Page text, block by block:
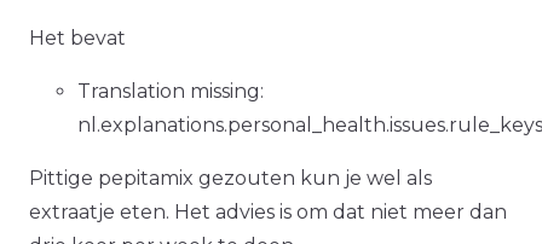
Het bevat
Translation missing:
Pittige pepitamix gezouten kun je wel als
extraatje eten. Het advies is om dat niet meer dan